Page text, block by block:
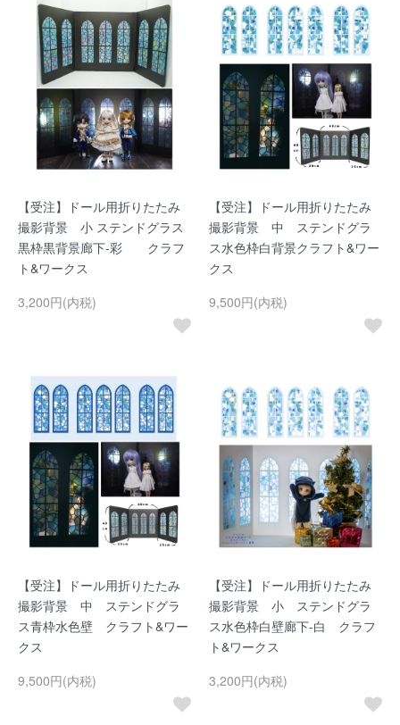
【受注】ドール用折りたたみ
撮影背景 小 ステンドグラス
黒枠黒背景廊下-彩 クラフ
ト&ワークス
3,200円(内税)
【受注】ドール用折りたたみ
撮影背景 中 ステンドグラ
ス水色枠白背景クラフト&ワー
クス
9,500円(内税)
【受注】ドール用折りたたみ
撮影背景 中 ステンドグラ
ス青枠水色壁 クラフト&ワー
クス
9,500円(内税)
【受注】ドール用折りたたみ
撮影背景 小 ステンドグラ
ス水色枠白壁廊下-白 クラフ
ト&ワークス
3,200円(内税)